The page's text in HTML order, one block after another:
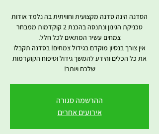
הסדנה הינה סדנה מקצועית וחוויתית בה נלמד אודות
טכניקת הגינון ונתנסה בהכנת 2 קוקדמות ממבחר
אין צורך בנסיון מוקדם בגידול צמחים! בסדנה תקבלו
את כל הכלים והידע להמשך גידול וטיפוח הקוקדמות
שלכם ויותר!
ההרשמה סגורה
אירועים אחרים